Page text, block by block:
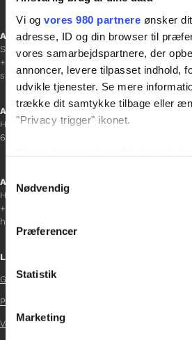
Vi og vores 980 partnere ønsker
adresse, ID og din browser til
vores samarbejdspartnere, der
annoncer, levere tilpasset indhold,
udvikle tjenester. Se mere
trække dit samtykke tilbage eller
"Privacy trigger" ikonet.
Vi bruger cookies til at tilpasse
data med andre oplysninger, du
Nødvendig
Præferencer
Statistik
Marketing
Afdelingschef
Sanne Hansen
+45 23 69 19 35
sanne.h@gladfonden.dk
Aabenraa
H P Hanssens Gade 23, 2.
6200 Aabenraa
Afdelingschef
Helene Teichert
+45 29 37 32 41
helene.t@gladfonden.dk
Links
Glad Fonden
Persondatapolitik
Vedtægter